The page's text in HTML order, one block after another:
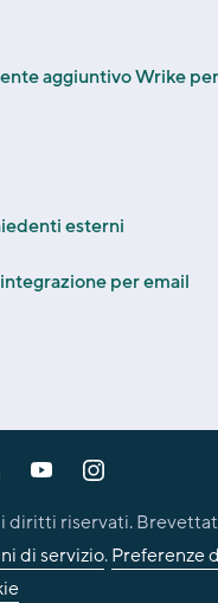
aggiuntivo Wrike per
esterni
per email
diritti riservati.
di servizio.Preferenze